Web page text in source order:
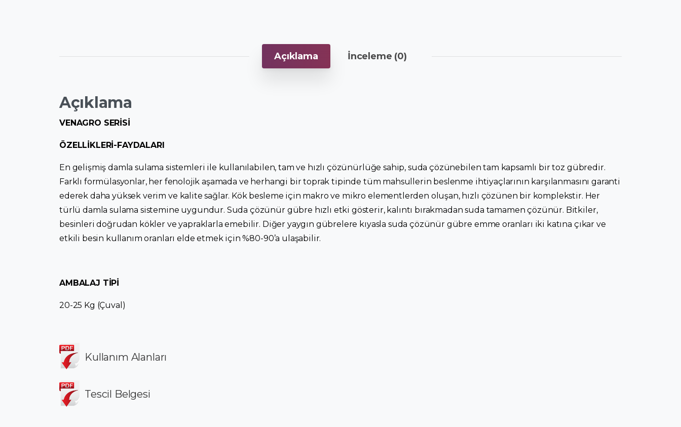
Açıklama İnceleme (0)
Açıklama
VENAGRO SERİSİ
ÖZELLİKLERİ-FAYDALARI
En gelişmiş damla sulama sistemleri ile kullanılabilen, tam ve hızlı çözünürlüğe sahip, suda çözünebilen tam kapsamlı bir toz gübredir.
Farklı formülasyonlar, her fenolojik aşamada ve herhangi bir toprak tipinde tüm mahsullerin beslenme ihtiyaçlarının karşılanmasını garanti
ederek daha yüksek verim ve kalite sağlar. Kök besleme için makro ve mikro elementlerden oluşan, hızlı çözünen bir komplekstir. Her
türlü damla sulama sistemine uygundur. Suda çözünür gübre hızlı etki gösterir, kalıntı bırakmadan suda tamamen çözünür. Bitkiler,
besinleri doğrudan kökler ve yapraklarla emebilir. Diğer yaygın gübrelere kıyasla suda çözünür gübre emme oranları iki katına çıkar ve
etkili besin kullanım oranları elde etmek için %80-90’a ulaşabilir.
AMBALAJ TİPİ
20-25 Kg (Çuval)
Kullanım Alanları
Tescil Belgesi